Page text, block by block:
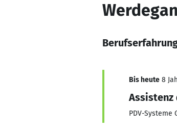
Bis heute 8
Assistenz
PDV-Systeme